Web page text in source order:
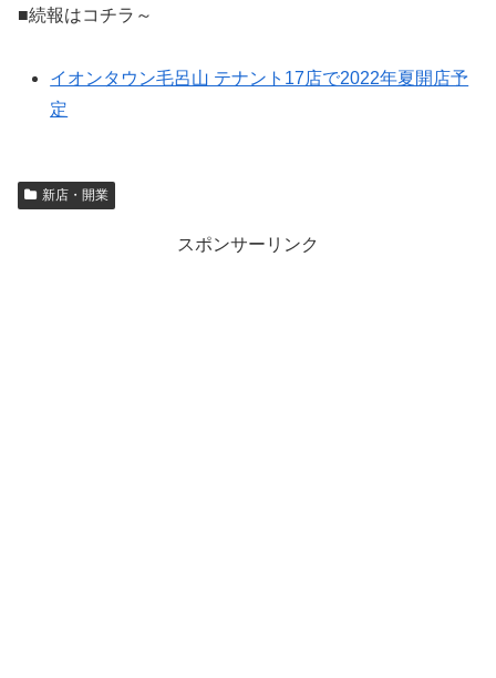
■続報はコチラ～
イオンタウン毛呂山 テナント17店で2022年夏開店予
定
新店・開業
スポンサーリンク